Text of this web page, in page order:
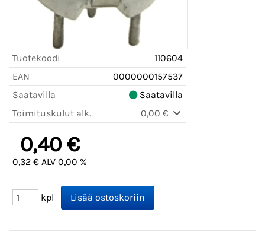
Tuotekoodi
110604
EAN
0000000157537
Saatavilla
Saatavilla
Toimituskulut alk.
0,00 €
0,40 €
0,32 € ALV 0,00 %
kpl